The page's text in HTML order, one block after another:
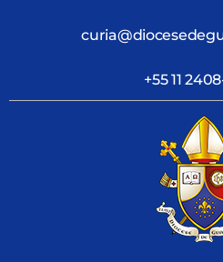
+55 11